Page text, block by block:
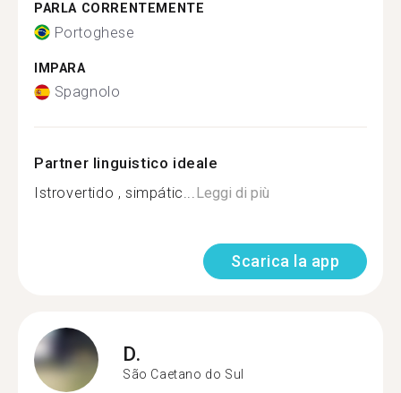
PARLA CORRENTEMENTE
Portoghese
IMPARA
Spagnolo
Partner linguistico ideale
Istrovertido , simpátic...Leggi di più
Scarica la app
D.
São Caetano do Sul